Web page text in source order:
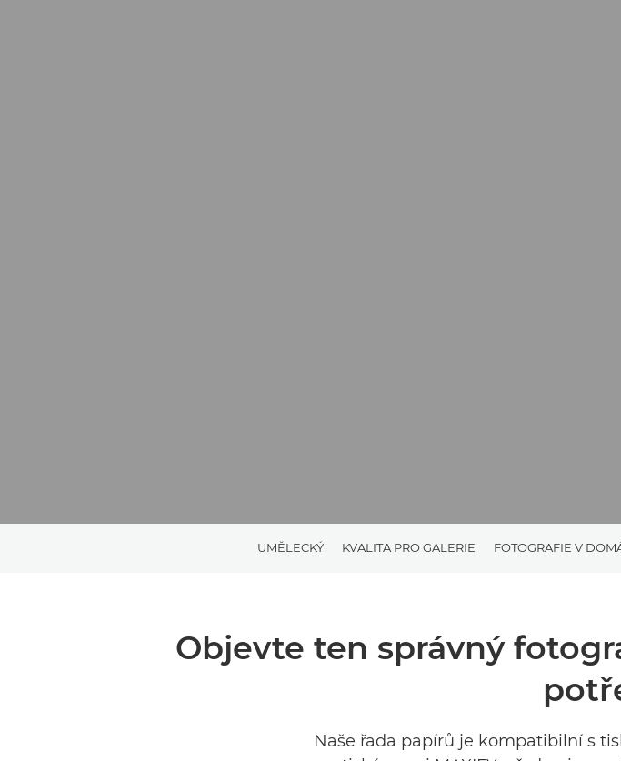
UMĚLECKÝ KVALITA PRO GALERIE FOTOGRAFIE V
Objevte ten správný
Naše řada papírů je kompatibilní s